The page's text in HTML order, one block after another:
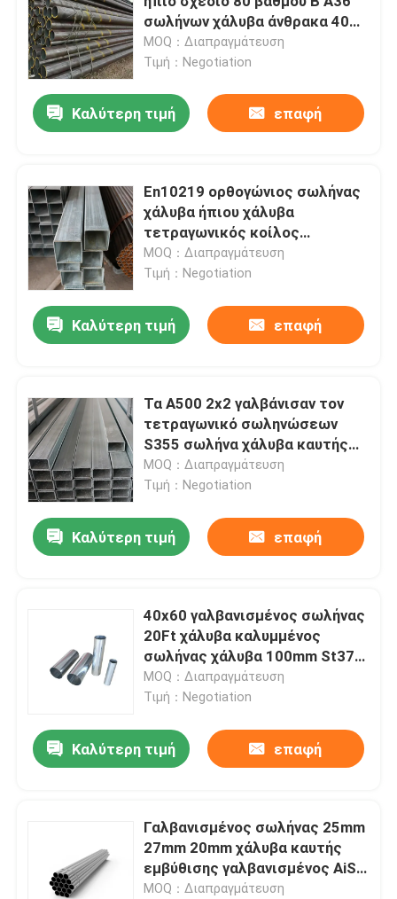
σωλήνων χάλυβα άνθρακα 40
10
MOQ：Διαπραγμάτευση
Τιμή：Negotiation
Καλύτερη τιμή επαφή
En10219 ορθογώνιος σωλήνας
χάλυβα ήπιου χάλυβα
τετραγωνικός κοίλος
γαλβανισμένος Q235
MOQ：Διαπραγμάτευση
Τιμή：Negotiation
Καλύτερη τιμή επαφή
Τα A500 2x2 γαλβάνισαν τον
τετραγωνικό σωληνώσεων
S355 σωλήνα χάλυβα καυτής
εμβύθισης γαλβανισμένο
τετραγωνικό
MOQ：Διαπραγμάτευση
Τιμή：Negotiation
Καλύτερη τιμή επαφή
40x60 γαλβανισμένος σωλήνας
20Ft χάλυβα καλυμμένος
σωλήνας χάλυβα 100mm St37
32750 ψευδάργυρος
MOQ：Διαπραγμάτευση
Τιμή：Negotiation
Καλύτερη τιμή επαφή
Γαλβανισμένος σωλήνας 25mm
27mm 20mm χάλυβα καυτής
εμβύθισης γαλβανισμένος AiSi
χάλυβας 2,5 ίντσας γύρω από
MOQ：Διαπραγμάτευση